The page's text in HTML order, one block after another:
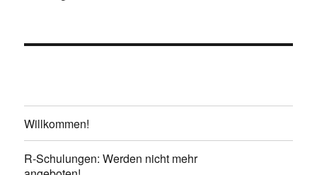
Willkommen!
R-Schulungen: Werden nicht mehr